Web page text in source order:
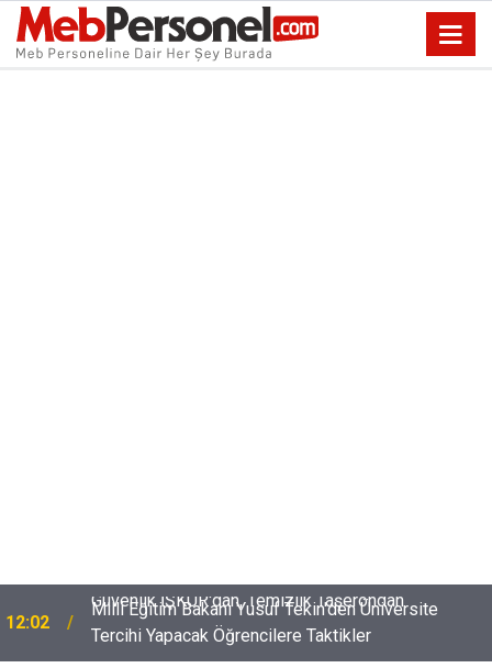
12:02
Milli Eğitim Bakanı Yusuf Tekin'den Üniversite
Tercihi Yapacak Öğrencilere Taktikler